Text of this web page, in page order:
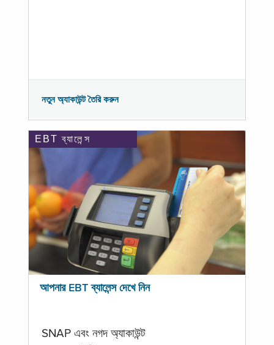
নতুন অ্যাকাউন্ট তৈরি করুন
EBT ব্যালেন্স
আপনার EBT ব্যালেন্স দেখে নিন
SNAP এবং নগদ অ্যাকাউন্ট